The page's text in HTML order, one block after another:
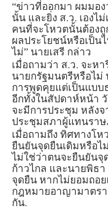
“ข่าวที่ออกมา ผมมอ
นั้น และยิ่ง ส.ว. เองไ
คนที่จะโหวตนั้นต้องถู
ผลประโยชน์หรือเป็น
ไม่” นายเสรี กล่าว
เมื่อถามว่า ส.ว. จะห
นายกรัฐมนตรีหรือไม่
การพูดคุยแต่เป็นแบบ
อีกทั้งในสัปดาห์หน้า
จะมีการประชุม หลัง
ประชุมสภาผู้แทนราษ
เมื่อถามถึง ทิศทางโห
ยืนยันจุดยืนเดิมหรือไ
ไม่ใช่ว่าตนจะยืนยันจุ
ก้าวไกล และนายพิธ
จุดยืน หากไม่ยอมถอย
กฎหมายอาญามาตรา
กัน.